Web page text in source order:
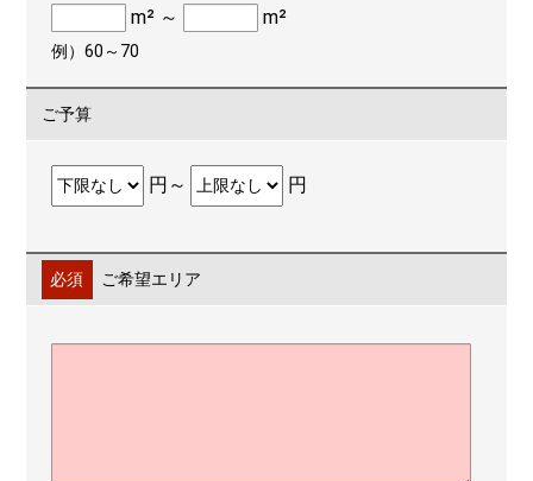
m² ～
m²
例）60～70
ご予算
円～ 円
必須 ご希望エリア